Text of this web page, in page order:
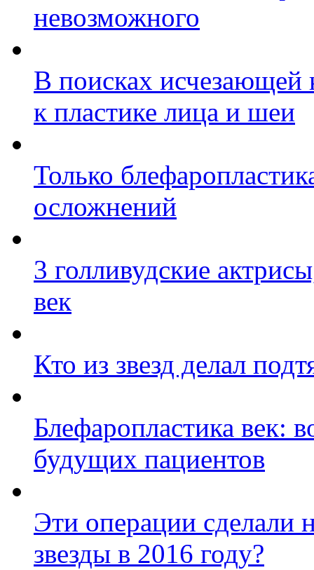
невозможного
В поисках исчезающей
к пластике лица и шеи
Только
осложнений
3 голливудские
век
Кто из звезд делал
Блефаропластика век:
будущих пациентов
Эти операции сделали
звезды в 2016 году?